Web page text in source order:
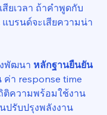
สียเวลา ถ้าคำพูดกับ
บรนด์จะเสียความน่า
พัฒนา หลักฐานยืนยัน
ค่า response time
ติความพร้อมใช้งาน
ปรับปรุงพลังงาน